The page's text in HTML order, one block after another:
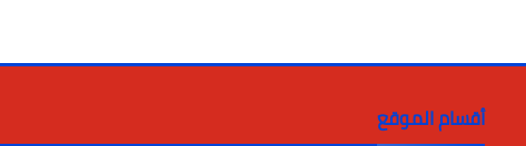
أقسام الموقع